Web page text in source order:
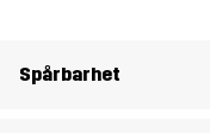
Spårbarhet